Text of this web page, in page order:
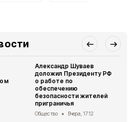
Александр Шуваев
доложил Президенту РФ
о работе по
обеспечению
безопасности жителей
приграничья
Общество Вчера, 17:12